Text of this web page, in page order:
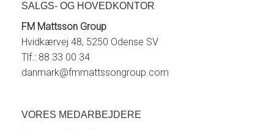
SALGS- OG HOVEDKONTOR
FM Mattsson Group
Hvidkærvej 48, 5250 Odense SV
Tlf.: 88 33 00 34
danmark@fmmattssongroup.com
VORES MEDARBEJDERE